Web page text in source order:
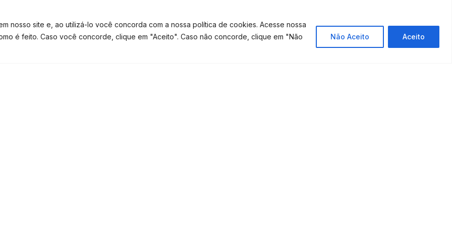
nosso site e, ao utilizá-lo você concorda com a nossa política de cookies. Acesse nossa
é feito. Caso você concorde, clique em "Aceito". Caso não concorde, clique em "Não
Não Aceito Aceito
até pelo presidente Jair